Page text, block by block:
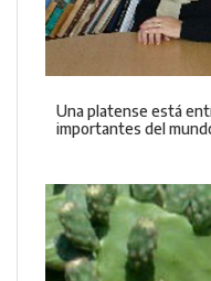
Una platense está
importantes del